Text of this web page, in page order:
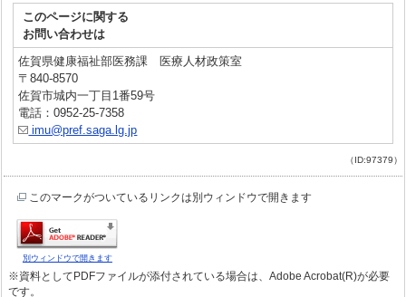
このページに関する
お問い合わせは
佐賀県健康福祉部医務課 医療人材政策室
〒840-8570
佐賀市城内一丁目1番59号
電話：0952-25-7358
imu@pref.saga.lg.jp
（ID:97379）
このマークがついているリンクは別ウィンドウで開きます
別ウィンドウで開きます
※資料としてPDFファイルが添付されている場合は、Adobe Acrobat(R)が必要
です。